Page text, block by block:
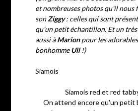
et nombreuses photos qu'il nous
sonZiggy: celles qui sont
qu'un petit échantillon. Et un
aussi àMarionpour les
bonhommeUll!)
Siamois
Siamois red et red
On attend encore qu'un petit